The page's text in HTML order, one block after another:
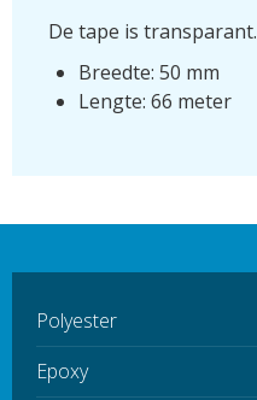
De tape is transparant.
Breedte: 50 mm
Lengte: 66 meter
Polyester
Epoxy